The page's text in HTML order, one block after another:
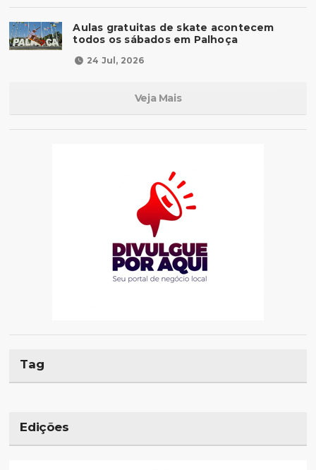
Aulas gratuitas de skate acontecem
todos os sábados em Palhoça
24 Jul, 2026
Veja Mais
Tag
Edições